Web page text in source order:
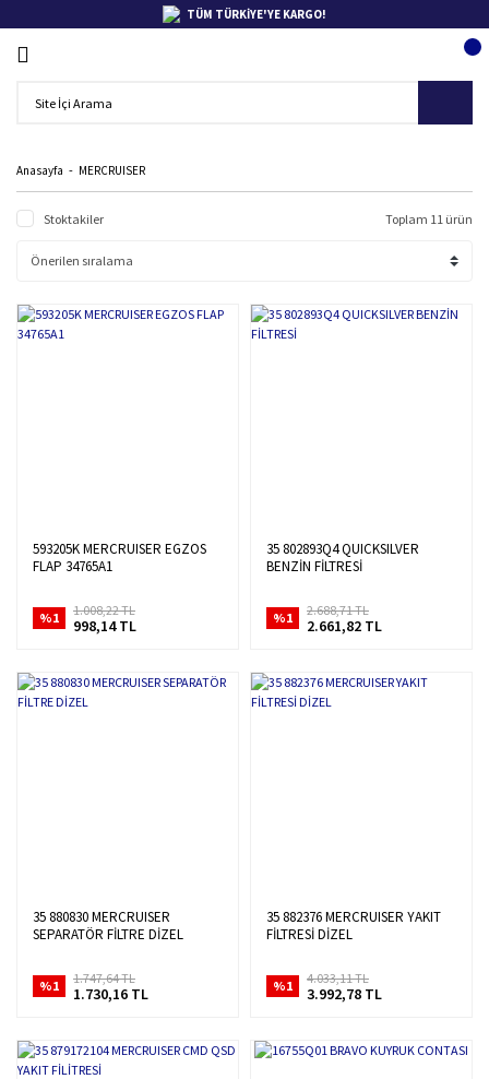
TÜM TÜRKİYE'YE KARGO!
Anasayfa MERCRUISER
Stoktakiler Toplam 11 ürün
593205K MERCRUISER EGZOS
FLAP 34765A1
%1 1.008,22 TL
998,14 TL
35 802893Q4 QUICKSILVER
BENZİN FİLTRESİ
%1 2.688,71 TL
2.661,82 TL
35 880830 MERCRUISER
SEPARATÖR FİLTRE DİZEL
%1 1.747,64 TL
1.730,16 TL
35 882376 MERCRUISER YAKIT
FİLTRESİ DİZEL
%1 4.033,11 TL
3.992,78 TL